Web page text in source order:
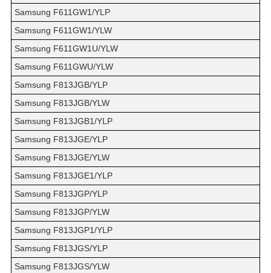
Samsung F611GW1/YLP
Samsung F611GW1/YLW
Samsung F611GW1U/YLW
Samsung F611GWU/YLW
Samsung F813JGB/YLP
Samsung F813JGB/YLW
Samsung F813JGB1/YLP
Samsung F813JGE/YLP
Samsung F813JGE/YLW
Samsung F813JGE1/YLP
Samsung F813JGP/YLP
Samsung F813JGP/YLW
Samsung F813JGP1/YLP
Samsung F813JGS/YLP
Samsung F813JGS/YLW